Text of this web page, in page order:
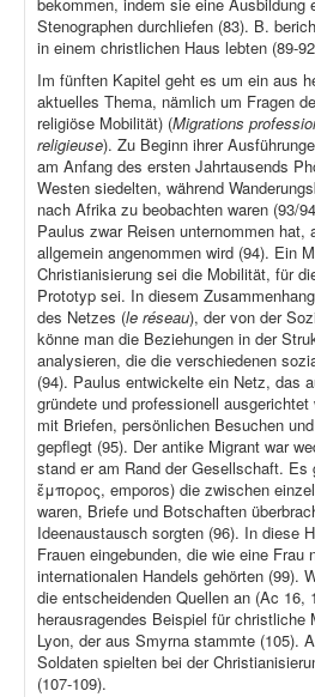
Stenographen durchliefen (83). B.
in einem christlichen Haus lebten (89-
Im fünften Kapitel geht es um ein aus
aktuelles Thema, nämlich um Fragen
religiöse Mobilität) (Migrations
religieuse). Zu Beginn ihrer
am Anfang des ersten Jahrtausends
Westen siedelten, während
nach Afrika zu beobachten waren (93/
Paulus zwar Reisen unternommen hat,
allgemein angenommen wird (94). Ein
Christianisierung sei die Mobilität, für
Prototyp sei. In diesem
des Netzes (le réseau), der von der
könne man die Beziehungen in der
analysieren, die die verschiedenen
(94). Paulus entwickelte ein Netz, das
gründete und professionell
mit Briefen, persönlichen Besuchen
gepflegt (95). Der antike Migrant war
stand er am Rand der Gesellschaft. Es
ἔμπορος, emporos) die zwischen
waren, Briefe und Botschaften
Ideenaustausch sorgten (96). In diese
Frauen eingebunden, die wie eine Frau
internationalen Handels gehörten (99).
die entscheidenden Quellen an (Ac 16,
herausragendes Beispiel für
Lyon, der aus Smyrna stammte (105).
Soldaten spielten bei der
(107-109).